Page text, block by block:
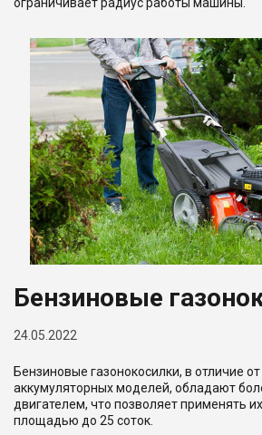
ограничивает радиус работы машины.
Бензиновые
24.05.2022
Бензиновые газонокосилки, в отличие
аккумуляторных моделей, обладают
двигателем, что позволяет применять
площадью до 25 соток.